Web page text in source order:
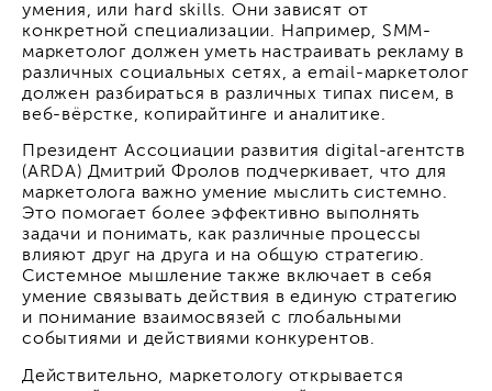
умения, или hard skills. Они зависят от
конкретной специализации. Например, SMM-
маркетолог должен уметь настраивать рекламу в
различных социальных сетях, а email-маркетолог
должен разбираться в различных типах писем, в
веб-вёрстке, копирайтинге и аналитике.
Президент Ассоциации развития digital-агентств
(ARDA) Дмитрий Фролов подчеркивает, что для
маркетолога важно умение мыслить системно.
Это помогает более эффективно выполнять
задачи и понимать, как различные процессы
влияют друг на друга и на общую стратегию.
Системное мышление также включает в себя
умение связывать действия в единую стратегию
и понимание взаимосвязей с глобальными
событиями и действиями конкурентов.
Действительно, маркетологу открывается